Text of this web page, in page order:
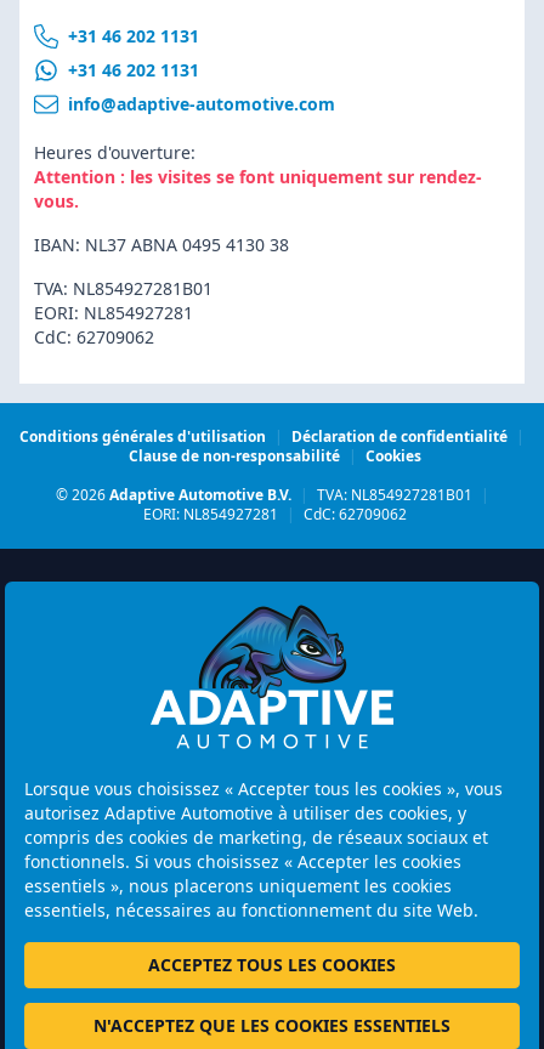
Lorsque vous choisissez « Accepter tous les cookies », vous
autorisez Adaptive Automotive à utiliser des cookies, y
compris des cookies de marketing, de réseaux sociaux et
fonctionnels. Si vous choisissez « Accepter les cookies
essentiels », nous placerons uniquement les cookies
essentiels, nécessaires au fonctionnement du site Web.
ACCEPTEZ TOUS LES COOKIES
N'ACCEPTEZ QUE LES COOKIES ESSENTIELS
+31 46 202 1131
+31 46 202 1131
info@adaptive-automotive.com
Heures d'ouverture:
Attention : les visites se font uniquement sur rendez-
vous.
IBAN: NL37 ABNA 0495 4130 38
TVA: NL854927281B01
EORI: NL854927281
CdC: 62709062
Conditions générales d'utilisation | Déclaration de confidentialité |
Clause de non-responsabilité
| Cookies
© 2026Adaptive Automotive B.V. | TVA: NL854927281B01
|
EORI: NL854927281
| CdC: 62709062
Watermolen 29
Netherlands
Heures d'ouverture:
Attention : les visites se font uniquement sur rendez-vous.
+31 46 202 1131